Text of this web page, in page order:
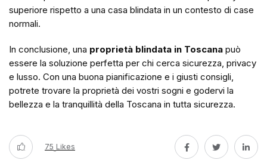
superiore rispetto a una casa blindata in un contesto di case
normali.
In conclusione, una proprietà blindata in Toscana può
essere la soluzione perfetta per chi cerca sicurezza, privacy
e lusso. Con una buona pianificazione e i giusti consigli,
potrete trovare la proprietà dei vostri sogni e godervi la
bellezza e la tranquillità della Toscana in tutta sicurezza.
75 Likes